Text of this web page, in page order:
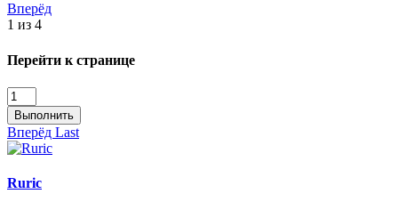
Вперёд
1 из 4
Перейти к странице
Выполнить
Вперёд Last
Ruric